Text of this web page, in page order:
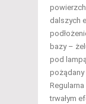
dalszych
bazy –
pod
pożądany
trwałym